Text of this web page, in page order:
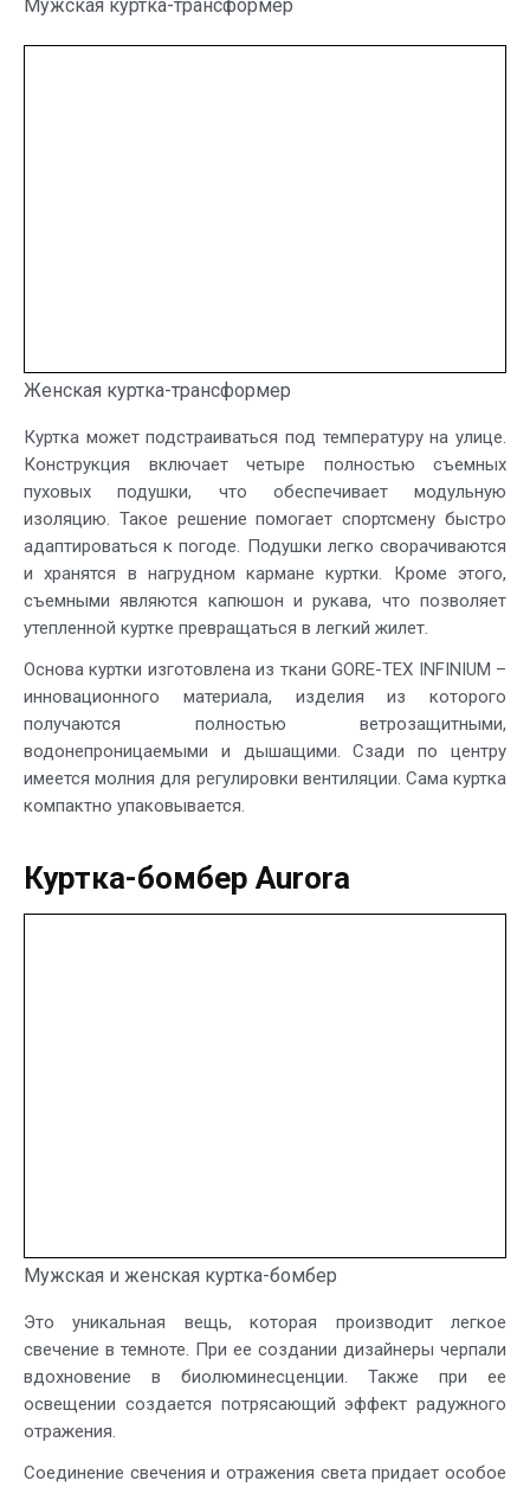
Мужская куртка-трансформер
Женская куртка-трансформер
Куртка может подстраиваться под температуру на улице.
Конструкция включает четыре полностью съемных
пуховых подушки, что обеспечивает модульную
изоляцию. Такое решение помогает спортсмену быстро
адаптироваться к погоде. Подушки легко сворачиваются
и хранятся в нагрудном кармане куртки. Кроме этого,
съемными являются капюшон и рукава, что позволяет
утепленной куртке превращаться в легкий жилет.
Основа куртки изготовлена из ткани GORE-TEX INFINIUM –
инновационного материала, изделия из которого
получаются полностью ветрозащитными,
водонепроницаемыми и дышащими. Сзади по центру
имеется молния для регулировки вентиляции. Сама куртка
компактно упаковывается.
Куртка-бомбер Aurora
Мужская и женская куртка-бомбер
Это уникальная вещь, которая производит легкое
свечение в темноте. При ее создании дизайнеры черпали
вдохновение в биолюминесценции. Также при ее
освещении создается потрясающий эффект радужного
отражения.
Соединение свечения и отражения света придает особое